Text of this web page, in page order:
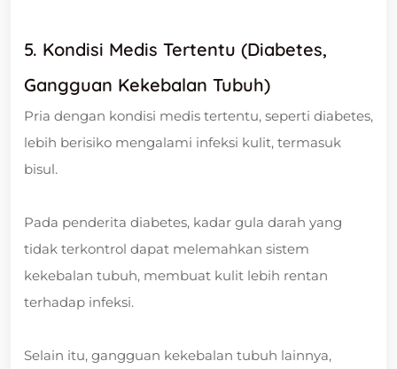
5. Kondisi Medis Tertentu (Diabetes,
Gangguan Kekebalan Tubuh)
Pria dengan kondisi medis tertentu, seperti diabetes,
lebih berisiko mengalami infeksi kulit, termasuk
bisul.
Pada penderita diabetes, kadar gula darah yang
tidak terkontrol dapat melemahkan sistem
kekebalan tubuh, membuat kulit lebih rentan
terhadap infeksi.
Selain itu, gangguan kekebalan tubuh lainnya,